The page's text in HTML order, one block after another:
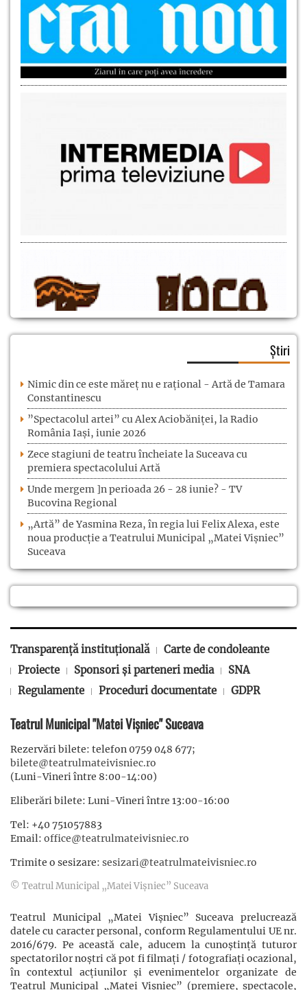
Știri
Nimic din ce este măreț nu e rațional - Artă de Tamara
Constantinescu
”Spectacolul artei” cu Alex Aciobăniței, la Radio
România Iași, iunie 2026
Zece stagiuni de teatru încheiate la Suceava cu
premiera spectacolului Artă
Unde mergem ]n perioada 26 - 28 iunie? - TV
Bucovina Regional
„Artă” de Yasmina Reza, în regia lui Felix Alexa, este
noua producție a Teatrului Municipal „Matei Vișniec”
Suceava
Transparență instituțională
Carte de condoleante
Proiecte
Sponsori și parteneri media
SNA
Regulamente
Proceduri documentate GDPR
Teatrul Municipal "Matei Vișniec" Suceava
Rezervări bilete: telefon 0759 048 677;
bilete@teatrulmateivisniec.ro
(Luni-Vineri între 8:00-14:00)
Eliberări bilete: Luni-Vineri între 13:00-16:00
Tel: +40 751057883
Email: office@teatrulmateivisniec.ro
Trimite o sesizare: sesizari@teatrulmateivisniec.ro
© Teatrul Municipal „Matei Vișniec” Suceava
Teatrul Municipal „Matei Vișniec” Suceava prelucrează
datele cu caracter personal, conform Regulamentului UE nr.
2016/679. Pe această cale, aducem la cunoștință tuturor
spectatorilor noștri că pot fi filmaţi / fotografiaţi ocazional,
în contextul acţiunilor şi evenimentelor organizate de
Teatrul Municipal „Matei Vișniec” (premiere, spectacole,